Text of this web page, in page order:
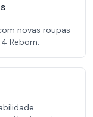
novas roupas
Reborn.